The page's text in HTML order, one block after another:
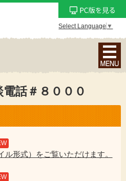
Select Language ▼
ナ
ビ
ョ
ン
ニ
話＃８０００
ル形式）をご覧いただけます。